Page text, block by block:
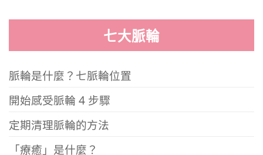
七大脈輪
脈輪是什麼？七脈輪位置
開始感受脈輪 4 步驟
定期清理脈輪的方法
「療癒」是什麼？